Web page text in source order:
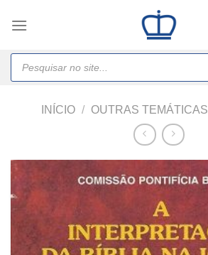
Products
search
INÍCIO / OUTRAS TEMÁTICAS